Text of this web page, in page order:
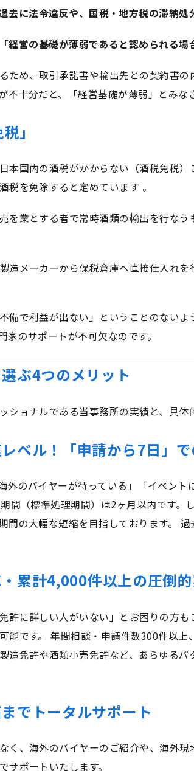
去に法令違反や、国税・地方税の滞納処
「経営の基礎が薄弱であると認められる場
ため、取引承諾書や輸出先との契約書
十分だと、「経営基礎が薄弱」とみな
」
本国内の酒税がかからない（酒税免税
税を免除すると定めています 。
を業とする者で常時酒類の輸出を行な
造メーカーから保税倉庫へ直接仕入れ
備で利益が出ない」ということのない
のサポートが不可欠なのです。
ぶ4つのメリット
ショナルである当事務所の実績と、具体
ベル！「申請から7日」
外のバイヤーが待っている」「イベン
間（標準処理期間）は2ヶ月以内です。
間の大幅な短縮を目指しております。
累計4,000件以上の圧倒
許に詳しい人がいない」とお困りの方
能です。 年間相談・申請件数300件以
造免許や酒類小売免許など、あらゆる
でトータルサポート
く、海外のバイヤーのご紹介や、海外現
ポートいたします。